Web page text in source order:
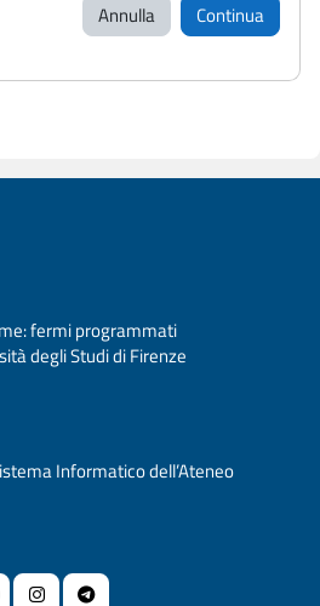
Annulla Continua
fermi programmati
degli Studi di Firenze
Informatico dell’Ateneo